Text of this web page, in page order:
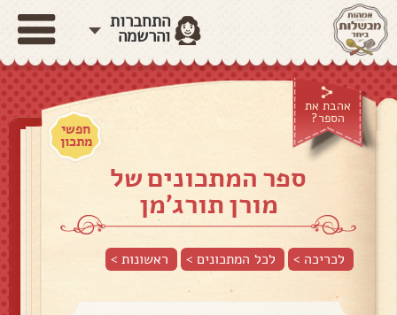
התחברות
והרשמה
אהבת את
הספר?
חפשי
מתכון
ספר המתכונים של
מורן תורג׳מן
לכריכה > לכל המתכונים > ראשונות>